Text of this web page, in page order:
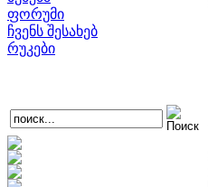
ფორუმი
ჩვენს შესახებ
რუკები